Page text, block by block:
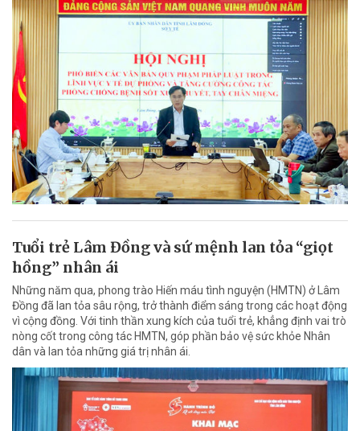
Tuổi trẻ Lâm Đồng và sứ mệnh lan tỏa “giọt
hồng” nhân ái
Những năm qua, phong trào Hiến máu tình nguyện (HMTN) ở Lâm
Đồng đã lan tỏa sâu rộng, trở thành điểm sáng trong các hoạt động
vì cộng đồng. Với tinh thần xung kích của tuổi trẻ, khẳng định vai trò
nòng cốt trong công tác HMTN, góp phần bảo vệ sức khỏe Nhân
dân và lan tỏa những giá trị nhân ái.